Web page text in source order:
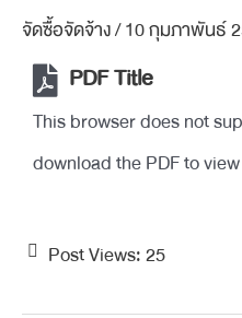
จัดซื้อจัดจ้าง/10 กุมภาพันธ์
PDF Title
This browser does not
download the PDF to
Post Views:25